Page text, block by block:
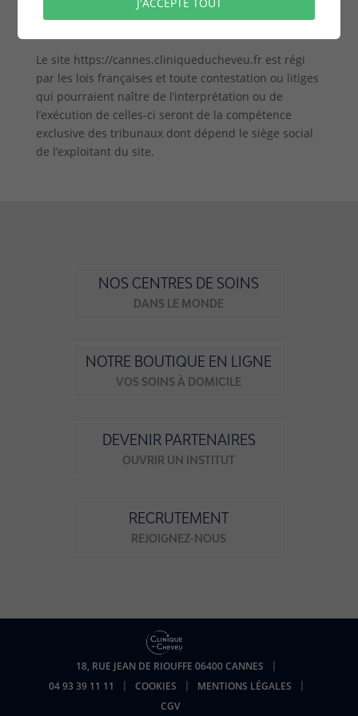
propriétaires des Contenus copiés pourraient
Le site https://cannes.cliniqueducheveu.fr est régi
par les lois françaises et toute contestation ou litiges
qui pourraient naître de l’interprétation ou de
l’exécution de celles-ci seront de la compétence
exclusive des tribunaux dont dépend le siège social
de l’exploitant du site.
NOS CENTRES DE SOINS
DANS LE MONDE
NOTRE BOUTIQUE EN LIGNE
VOS SOINS À DOMICILE
DEVENIR PARTENAIRES
OUVRIR UN INSTITUT
RECRUTEMENT
REJOIGNEZ-NOUS
18, RUE JEAN DE RIOUFFE 06400 CANNES
04 93 39 11 11
COOKIES
MENTIONS LÉGALES
CGV